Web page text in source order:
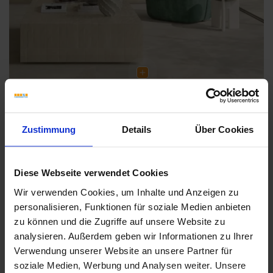
Zustimmung Details Über Cookies
Diese Webseite verwendet Cookies
Wir verwenden Cookies, um Inhalte und Anzeigen zu
personalisieren, Funktionen für soziale Medien anbieten
zu können und die Zugriffe auf unsere Website zu
analysieren. Außerdem geben wir Informationen zu Ihrer
Verwendung unserer Website an unsere Partner für
soziale Medien, Werbung und Analysen weiter. Unsere
Weitere Serien von Marca Corona
Fliesenkleber
Showroom Showroom